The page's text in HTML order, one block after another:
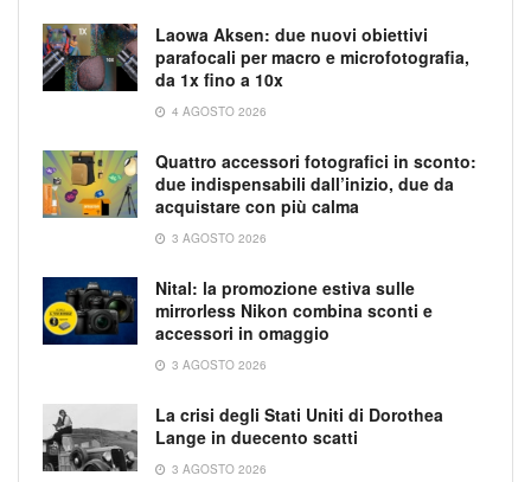
Laowa Aksen: due nuovi obiettivi
parafocali per macro e microfotografia,
da 1x fino a 10x
4 AGOSTO 2026
Quattro accessori fotografici in sconto:
due indispensabili dall’inizio, due da
acquistare con più calma
3 AGOSTO 2026
Nital: la promozione estiva sulle
mirrorless Nikon combina sconti e
accessori in omaggio
3 AGOSTO 2026
La crisi degli Stati Uniti di Dorothea
Lange in duecento scatti
3 AGOSTO 2026